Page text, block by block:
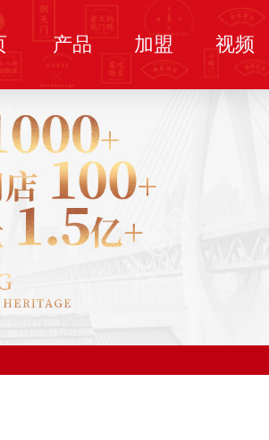
产品 加盟 视频